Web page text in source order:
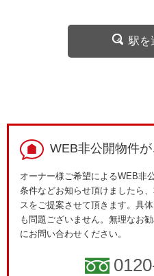
駅を
WEB非公開物件
オーナー様ご希望によるWEB非
条件などお知らせ頂けましたら
スをご提案させて頂きます。具
も問題ございません。無理なお
にお問い合わせください。